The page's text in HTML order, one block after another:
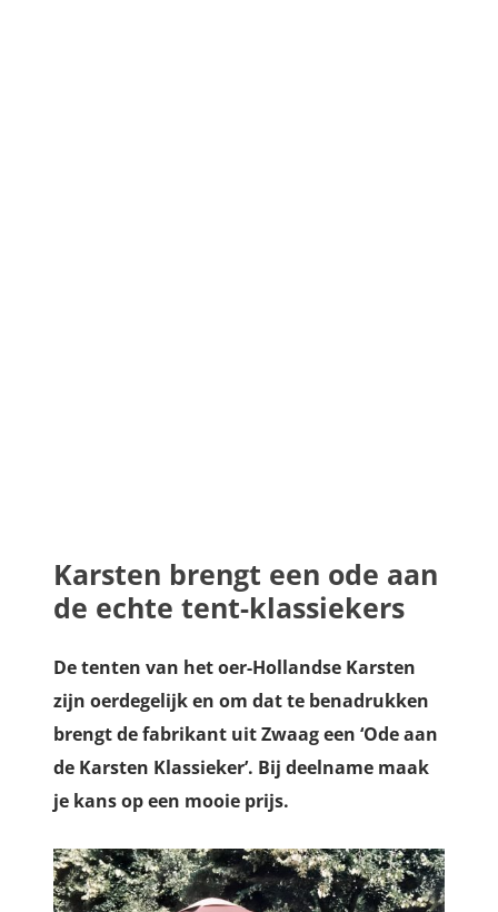
Karsten brengt een ode aan
de echte tent-klassiekers
De tenten van het oer-Hollandse Karsten
zijn oerdegelijk en om dat te benadrukken
brengt de fabrikant uit Zwaag een ‘Ode aan
de Karsten Klassieker’. Bij deelname maak
je kans op een mooie prijs.